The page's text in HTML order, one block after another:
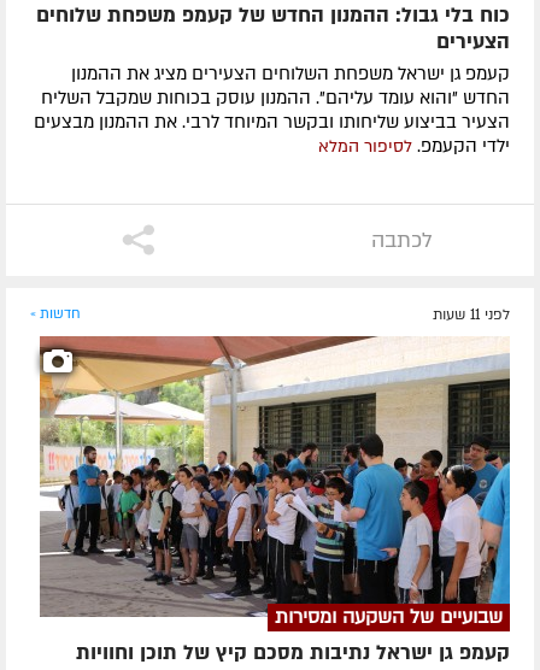
כוח בלי גבול: ההמנון החדש של קעמפ משפחת שלוחים
הצעירים
קעמפ גן ישראל משפחת השלוחים הצעירים מציג את ההמנון
החדש "והוא עומד עליהם". ההמנון עוסק בכוחות שמקבל השליח
הצעיר בביצוע שליחותו ובקשר המיוחד לרבי. את ההמנון מבצעים
ילדי הקעמפ. לסיפור המלא
לכתבה
לפני 11 שעות חדשות »
שבועיים של השקעה ומסירות
קעמפ גן ישראל נתיבות מסכם קיץ של תוכן וחוויות